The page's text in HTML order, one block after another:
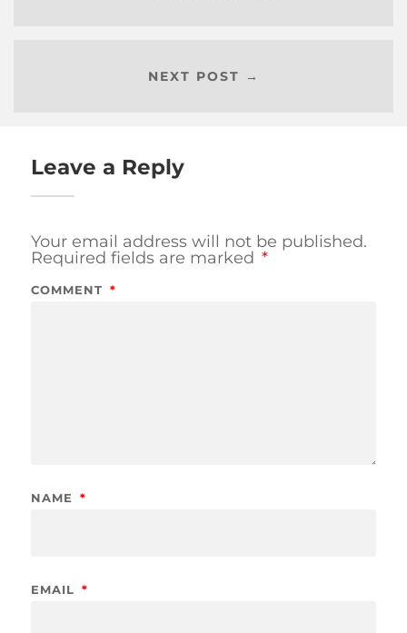
NEXT POST →
Leave a Reply
Your email address will not be published.
Required fields are marked *
COMMENT *
NAME *
EMAIL *